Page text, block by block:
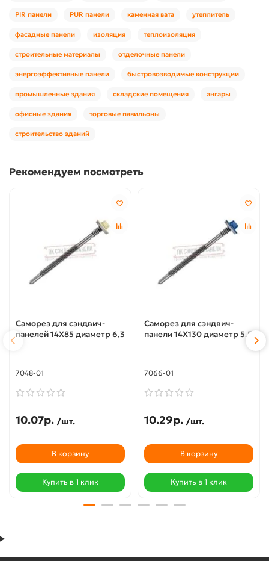
PIR панели PUR панели каменная вата утеплитель
фасадные панели изоляция теплоизоляция
строительные материалы отделочные панели
энергоэффективные панели быстровозводимые конструкции
промышленные здания складские помещения ангары
офисные здания торговые павильоны
строительство зданий
Рекомендуем посмотреть
Саморез для сэндвич-
панелей 14X85 диаметр 6,3
7048-01
10.07р. /шт.
В корзину
Купить в 1 клик
Саморез для сэндвич-
панели 14X130 диаметр 5,5
7066-01
10.29р. /шт.
В корзину
Купить в 1 клик